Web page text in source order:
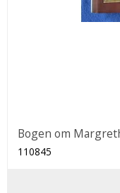
Bogen om
110845